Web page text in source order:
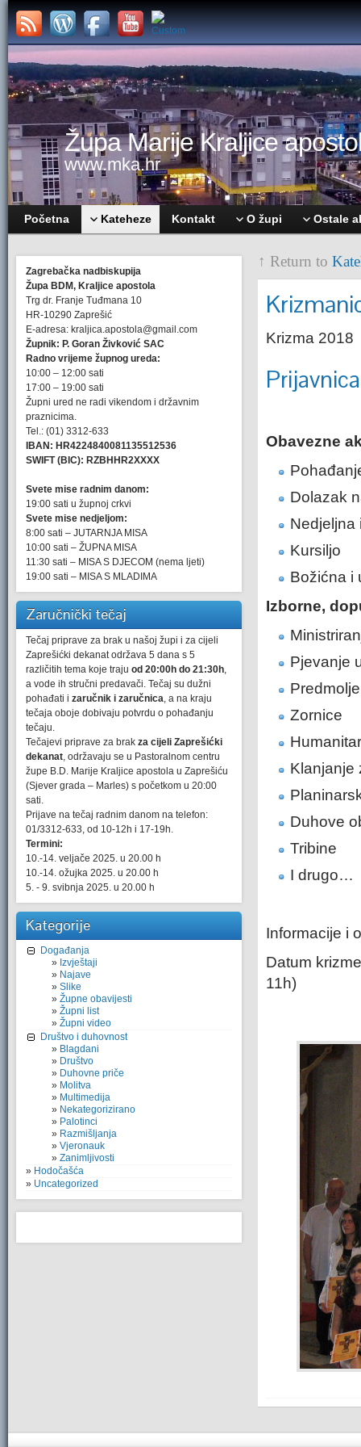
Župa Marije Kraljice
www.mka.hr
Početna Kateheze Kontakt O župi Ostale
Zagrebačka nadbiskupija
Župa BDM, Kraljice apostola
Trg dr. Franje Tuđmana 10
HR-10290 Zaprešić
E-adresa: kraljica.apostola@gmail.com
Župnik: P. Goran Živković SAC
Radno vrijeme župnog ureda:
10:00 – 12:00 sati
17:00 – 19:00 sati
Župni ured ne radi vikendom i državnim
praznicima.
Tel.: (01) 3312-633
IBAN: HR4224840081135512536
SWIFT (BIC): RZBHHR2XXXX
Svete mise radnim danom:
19:00 sati u župnoj crkvi
Svete mise nedjeljom:
8:00 sati – JUTARNJA MISA
10:00 sati – ŽUPNA MISA
11:30 sati – MISA S DJECOM (nema ljeti)
19:00 sati – MISA S MLADIMA
Zaručnički tečaj
Tečaj priprave za brak u našoj župi i za cijeli
Zaprešićki dekanat održava 5 dana s 5
različitih tema koje traju od 20:00h do 21:30h,
a vode ih stručni predavači. Tečaj su dužni
pohađati i zaručnik i zaručnica, a na kraju
tečaja oboje dobivaju potvrdu o pohađanju
tečaju.
Tečajevi priprave za brak za cijeli Zaprešićki
dekanat, održavaju se u Pastoralnom centru
župe B.D. Marije Kraljice apostola u Zaprešiću
(Sjever grada – Marles) s početkom u 20:00
sati.
Prijave na tečaj radnim danom na telefon:
01/3312-633, od 10-12h i 17-19h.
Termini:
10.-14. veljače 2025. u 20.00 h
10.-14. ožujka 2025. u 20.00 h
5. - 9. svibnja 2025. u 20.00 h
Kategorije
Događanja
Izvještaji
Najave
Slike
Župne obavijesti
Župni list
Župni video
Društvo i duhovnost
Blagdani
Društvo
Duhovne priče
Molitva
Multimedija
Nekategorizirano
Palotinci
Razmišljanja
Vjeronauk
Zanimljivosti
Hodočašća
Uncategorized
↑ Return to
Krizma 2018
Obavezne
Dolazak
Nedjeljna
Kursiljo
Božićna i
Izborne,
Pjevanje
Zornice
Klanjanje
Duhove
Tribine
I drugo…
Informacije i
Datum
11h)